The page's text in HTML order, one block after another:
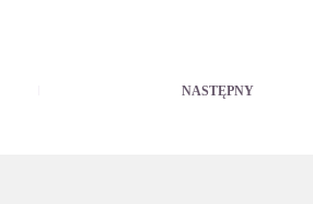
NASTĘPNY